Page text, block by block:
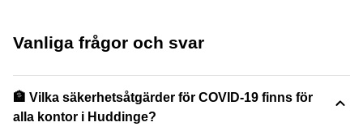
Vanliga frågor och svar
🏦 Vilka säkerhetsåtgärder för COVID-19 finns för
alla kontor i Huddinge?